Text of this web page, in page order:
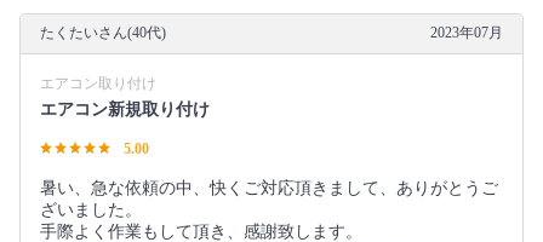
たくたいさん(40代) 2023年07月
エアコン取り付け
エアコン新規取り付け
5.00
暑い、急な依頼の中、快くご対応頂きまして、ありがとうご
ざいました。
手際よく作業もして頂き、感謝致します。